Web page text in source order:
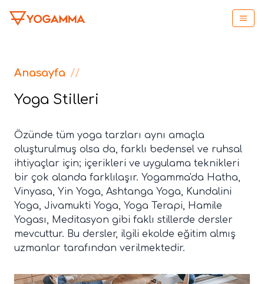
Anasayfa //
Yoga Stilleri
Özünde tüm yoga tarzları aynı amaçla
oluşturulmuş olsa da, farklı bedensel ve ruhsal
ihtiyaçlar için; içerikleri ve uygulama teknikleri
bir çok alanda farklılaşır. Yogamma'da Hatha,
Vinyasa, Yin Yoga, Ashtanga Yoga, Kundalini
Yoga, Jivamukti Yoga, Yoga Terapi, Hamile
Yogası, Meditasyon gibi faklı stillerde dersler
mevcuttur. Bu dersler, ilgili ekolde eğitim almış
uzmanlar tarafından verilmektedir.